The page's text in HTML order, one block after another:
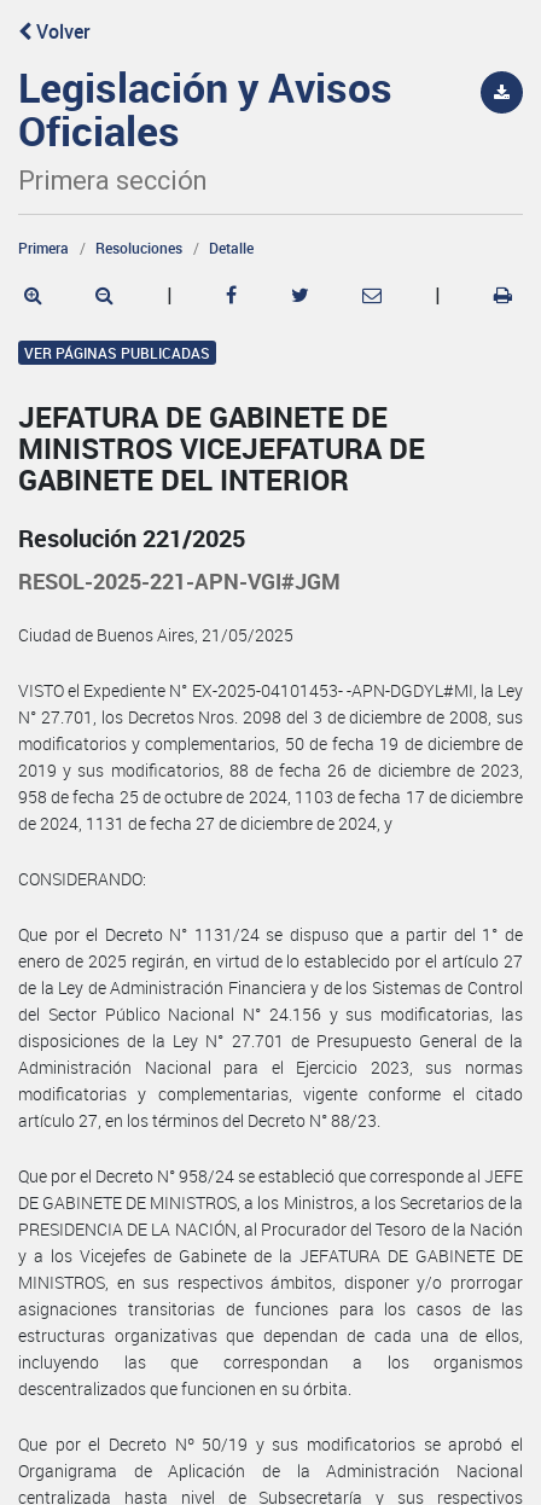
Volver
Legislación y Avisos
Oficiales
Primera sección
Primera Resoluciones Detalle
| |
VER PÁGINAS PUBLICADAS
JEFATURA DE GABINETE DE
MINISTROS VICEJEFATURA DE
GABINETE DEL INTERIOR
Resolución 221/2025
RESOL-2025-221-APN-VGI#JGM
Ciudad de Buenos Aires, 21/05/2025
VISTO el Expediente N° EX-2025-04101453- -APN-DGDYL#MI, la Ley
N° 27.701, los Decretos Nros. 2098 del 3 de diciembre de 2008, sus
modificatorios y complementarios, 50 de fecha 19 de diciembre de
2019 y sus modificatorios, 88 de fecha 26 de diciembre de 2023,
958 de fecha 25 de octubre de 2024, 1103 de fecha 17 de diciembre
de 2024, 1131 de fecha 27 de diciembre de 2024, y
CONSIDERANDO:
Que por el Decreto N° 1131/24 se dispuso que a partir del 1° de
enero de 2025 regirán, en virtud de lo establecido por el artículo 27
de la Ley de Administración Financiera y de los Sistemas de Control
del Sector Público Nacional N° 24.156 y sus modificatorias, las
disposiciones de la Ley N° 27.701 de Presupuesto General de la
Administración Nacional para el Ejercicio 2023, sus normas
modificatorias y complementarias, vigente conforme el citado
artículo 27, en los términos del Decreto N° 88/23.
Que por el Decreto N° 958/24 se estableció que corresponde al JEFE
DE GABINETE DE MINISTROS, a los Ministros, a los Secretarios de la
PRESIDENCIA DE LA NACIÓN, al Procurador del Tesoro de la Nación
y a los Vicejefes de Gabinete de la JEFATURA DE GABINETE DE
MINISTROS, en sus respectivos ámbitos, disponer y/o prorrogar
asignaciones transitorias de funciones para los casos de las
estructuras organizativas que dependan de cada una de ellos,
incluyendo las que correspondan a los organismos
descentralizados que funcionen en su órbita.
Que por el Decreto Nº 50/19 y sus modificatorios se aprobó el
Organigrama de Aplicación de la Administración Nacional
centralizada hasta nivel de Subsecretaría y sus respectivos